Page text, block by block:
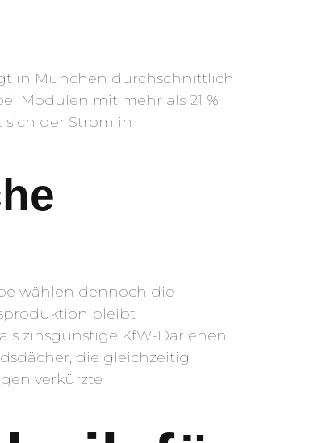
in München durchschnittlich
Modulen mit mehr als 21 %
sich der Strom in
wählen dennoch die
bleibt
zinsgünstige KfW-Darlehen
die gleichzeitig
verkürzte